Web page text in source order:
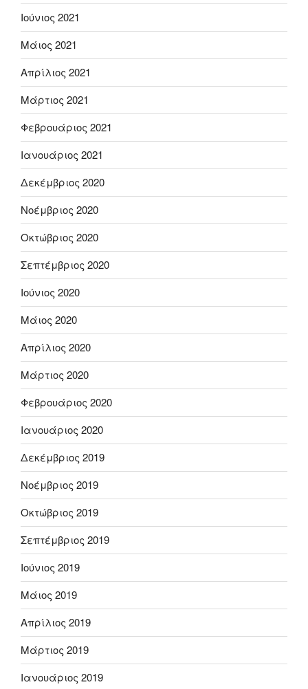
Ιούνιος 2021
Μάιος 2021
Απρίλιος 2021
Μάρτιος 2021
Φεβρουάριος 2021
Ιανουάριος 2021
Δεκέμβριος 2020
Νοέμβριος 2020
Οκτώβριος 2020
Σεπτέμβριος 2020
Ιούνιος 2020
Μάιος 2020
Απρίλιος 2020
Μάρτιος 2020
Φεβρουάριος 2020
Ιανουάριος 2020
Δεκέμβριος 2019
Νοέμβριος 2019
Οκτώβριος 2019
Σεπτέμβριος 2019
Ιούνιος 2019
Μάιος 2019
Απρίλιος 2019
Μάρτιος 2019
Ιανουάριος 2019